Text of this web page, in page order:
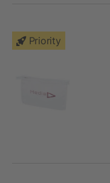
Priority